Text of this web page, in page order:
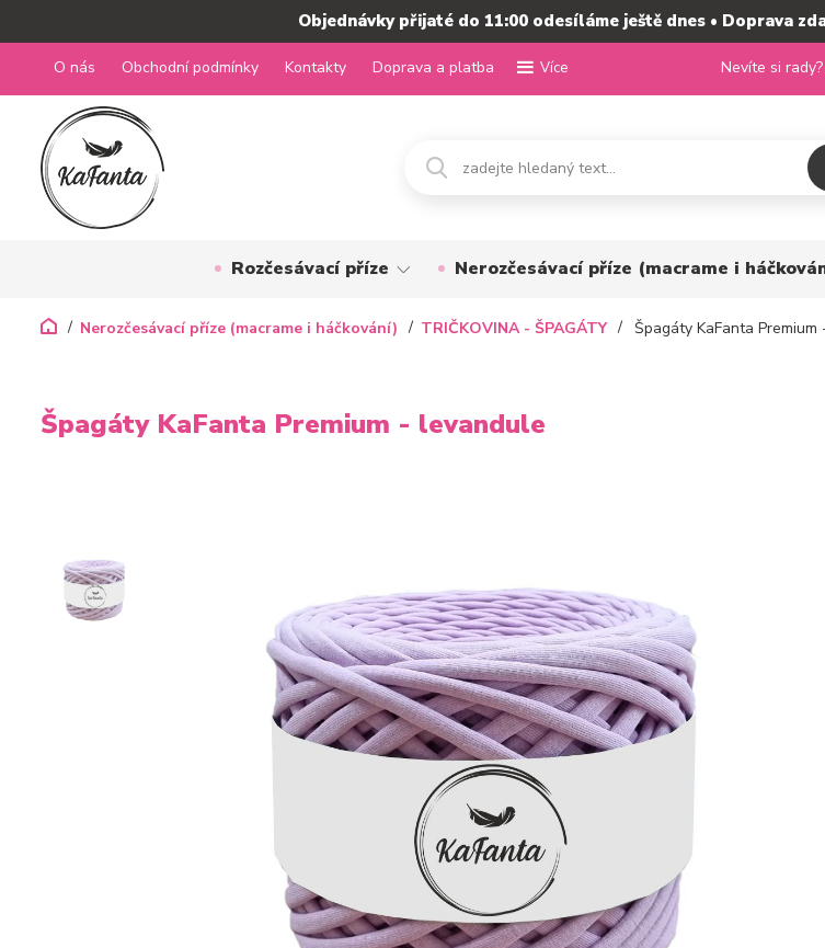
Objednávky přijaté do 11:00 odesíláme ještě dnes • Doprava
O nás Obchodní podmínky Kontakty Doprava a platba Více Nevíte si
Rozčesávací příze Nerozčesávací příze (macrame i
Nerozčesávací příze (macrame i háčkování) TRIČKOVINA - ŠPAGÁTY Špagáty KaFanta
Špagáty KaFanta Premium - levandule